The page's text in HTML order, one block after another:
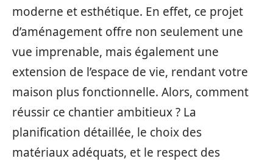
moderne et esthétique. En effet, ce projet
d’aménagement offre non seulement une
vue imprenable, mais également une
extension de l’espace de vie, rendant votre
maison plus fonctionnelle. Alors, comment
réussir ce chantier ambitieux ? La
planification détaillée, le choix des
matériaux adéquats, et le respect des